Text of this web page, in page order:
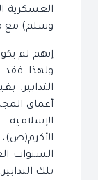
العسكرية
وسلم) مع
إنهم لم
ولهذا
التدابير,
أعماق
السنوات
تلك التدابير.